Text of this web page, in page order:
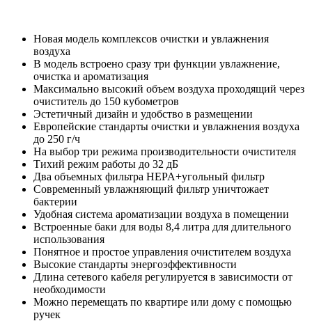
Новая модель комплексов очистки и увлажнения
воздуха
В модель встроено сразу три функции увлажнение,
очистка и ароматизация
Максимально высокий объем воздуха проходящий через
очиститель до 150 кубометров
Эстетичный дизайн и удобство в размещении
Европейские стандарты очистки и увлажнения воздуха
до 250 г/ч
На выбор три режима производительности очистителя
Тихий режим работы до 32 дБ
Два объемных фильтра HEPA+угольный фильтр
Современный увлажняющий фильтр уничтожает
бактерии
Удобная система ароматизации воздуха в помещении
Встроенные баки для воды 8,4 литра для длительного
использования
Понятное и простое управления очистителем воздуха
Высокие стандарты энергоэффективности
Длина сетевого кабеля регулируется в зависимости от
необходимости
Можно перемещать по квартире или дому с помощью
ручек